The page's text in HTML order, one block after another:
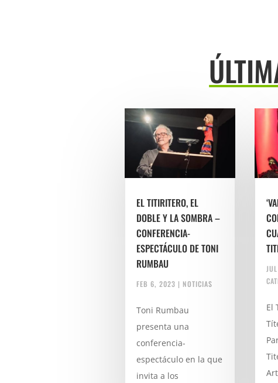
EL TITIRITERO, EL
DOBLE Y LA SOMBRA –
CONFERENCIA-
ESPECTÁCULO DE TONI
RUMBAU
FEB 6, 2023 | NOTICIAS
Toni Rumbau
presenta una
conferencia-
espectáculo en la que
invita a los
El